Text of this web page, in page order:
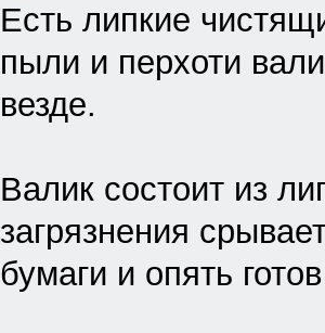
Есть липкие
пыли и перхоти
везде.
Валик состоит из
загрязнения
бумаги и опять